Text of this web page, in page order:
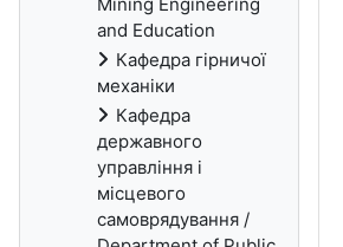
and Education
Кафедра гірничої
механіки
Кафедра
державного
управління і
місцевого
самоврядування /